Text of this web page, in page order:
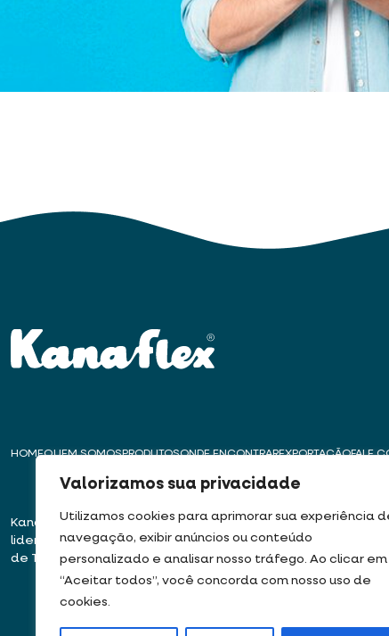
Valorizamos sua privacidade
Utilizamos cookies para aprimorar sua experiência
navegação, exibir anúncios ou conteúdo
personalizado e analisar nosso tráfego. Ao clicar em
“Aceitar todos”, você concorda com nosso uso de
cookies.
HOMEQUEM SOMOSPRODUTOSONDE ENCONTRAREXPORTAÇÃOFALE
Kanaflex – Há mais de 50 anos
liderando a inovação na produção
de Tubos, Dutos e Mangueiras
Matriz – Embu
Rua José
Bairro Quinhaú –
06833-905